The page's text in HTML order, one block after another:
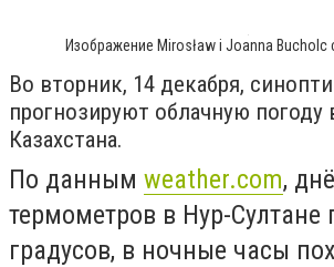
Изображение Mirosław i Joanna Bucholc
Во вторник, 14 декабря,
прогнозируют облачную погоду
Казахстана.
По данным weather.com,
термометров в Нур-Султане
градусов, в ночные часы